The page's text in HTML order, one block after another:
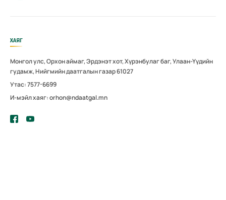
ХАЯГ
Монгол улс, Орхон аймаг, Эрдэнэт хот, Хүрэнбулаг баг, Улаан-Үүдийн
гудамж, Нийгмийн даатгалын газар 61027
Утас: 7577-6699
И-мэйл хаяг: orhon@ndaatgal.mn